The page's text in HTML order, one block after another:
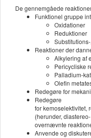
De gennemgåede
Funktionel gruppe
Oxidationer
Reduktioner
Reaktioner der
Alkylering af
Pericycliske
Palladium-
Olefin
Redegøre for
Redegøre
for kemoselektivitet,
(herunder,
overnævnte
Anvende og